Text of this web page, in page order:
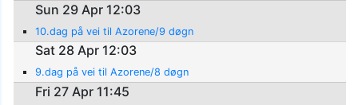
Sun 29 Apr 12:03
10.dag på vei til Azorene/9 døgn
Sat 28 Apr 12:03
9.dag på vei til Azorene/8 døgn
Fri 27 Apr 11:45